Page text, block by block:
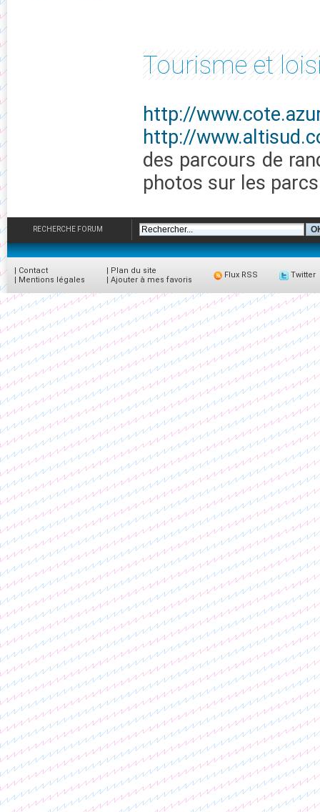
Tourisme et
http://
http://
des parcours de
photos sur les
RECHERCHE FORUM
| Contact
| Mentions légales
| Plan du site
| Ajouter à mes favoris
Flux RSS Twitter